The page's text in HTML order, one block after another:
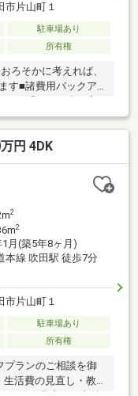
市片山町１
駐車場あり
所有権
ろそかに考えれば、
す■諸費用バックア
諸費用明細書はご内
い。■ハウスエンテ
「吹田」駅へアクセ
はご家族でゆったり
コンビニ、教育施
ろっており、暮らし
円 4DK
2
2
1月(築5年8ヶ月)
本線 吹田駅 徒歩7分
市片山町１
駐車場あり
所有権
プランのご相談を御
活費の見直し・教育